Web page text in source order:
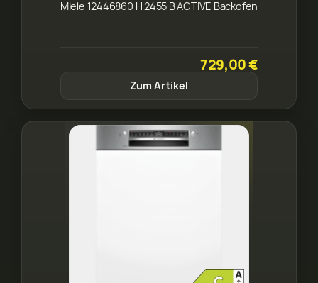
Miele 12446860 H 2455 B ACTIVE Backofen
729,00 €
Zum Artikel